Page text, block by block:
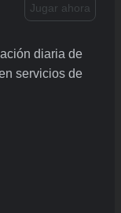
Jugar ahora
diaria de
servicios de